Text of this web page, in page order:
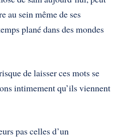
au sein même de ses
plané dans des mondes
de laisser ces mots se
intimement qu’ils viennent
pas celles d’un